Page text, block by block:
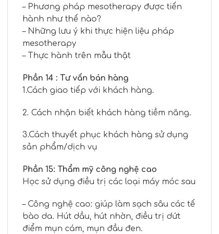
– Phương pháp mesotherapy được tiến
hành như thế nào?
– Những lưu ý khi thực hiện liệu pháp
mesotherapy
– Thực hành trên mẫu thật
Phần 14 : Tư vấn bán hàng
1.Cách giao tiếp với khách hàng.
2. Cách nhận biết khách hàng tiềm năng.
3.Cách thuyết phục khách hàng sử dụng
sản phẩm/dịch vụ
Phần 15: Thẩm mỹ công nghệ cao
Học sử dụng điều trị các loại máy móc sau
– Công nghệ cao: giúp làm sạch sâu các tế
bào da. Hút dầu, hút nhờn, điều trị dứt
điểm mụn cám, mụn đầu đen.